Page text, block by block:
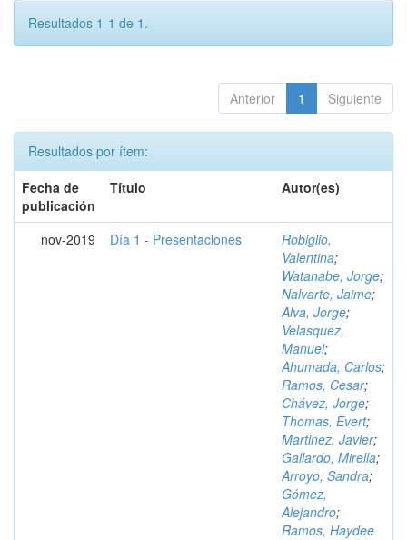
Resultados 1-1 de 1.
Anterior 1 Siguiente
Resultados por ítem:
Fecha de
publicación
Título Autor(es)
nov-2019 Día 1 - Presentaciones
Robiglio,
Valentina;
Watanabe, Jorge;
Nalvarte, Jaime;
Alva, Jorge;
Velasquez,
Manuel;
Ahumada, Carlos;
Ramos, Cesar;
Chávez, Jorge;
Thomas, Evert;
Martinez, Javier;
Gallardo, Mirella;
Arroyo, Sandra;
Gómez,
Alejandro;
Ramos, Haydee